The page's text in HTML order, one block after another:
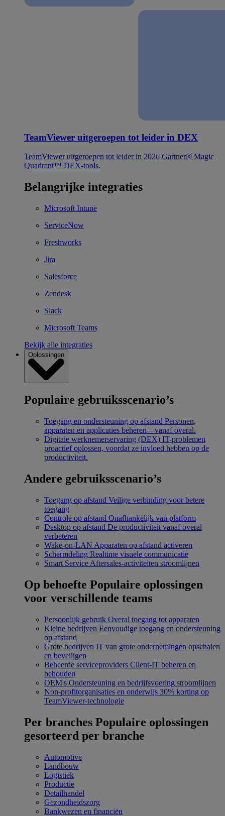
TeamViewer uitgeroepen tot leider in DEX
TeamViewer uitgeroepen tot leider in 2026 Gartner® Magic
Quadrant™ DEX-tools.
Belangrijke integraties
Microsoft Intune
ServiceNow
Freshworks
Jira
Salesforce
Zendesk
Slack
Microsoft Teams
Bekijk alle integraties
Oplossingen
Populaire gebruiksscenario’s
Toegang en ondersteuning op afstand Personen,
apparaten en applicaties beheren—vanaf overal.
Digitale werknemerservaring (DEX) IT-problemen
proactief oplossen, voordat ze invloed hebben op de
productiviteit.
Andere gebruiksscenario’s
Toegang op afstand Veilige verbinding voor betere
toegang
Controle op afstand Onafhankelijk van platform
Desktop op afstand De productiviteit vanaf overal
verbeteren
Wake-on-LAN Apparaten op afstand activeren
Schermdeling Realtime visuele communicatie
Smart Service Aftersales-activiteiten stroomlijnen
Op behoefte Populaire oplossingen
voor verschillende teams
Persoonlijk gebruik Overal toegang tot apparaten
Kleine bedrijven Eenvoudige toegang en ondersteuning
op afstand
Grote bedrijven IT van grote ondernemingen opschalen
en beveiligen
Beheerde serviceproviders Client-IT beheren en
behouden
OEM's Ondersteuning en bedrijfsvoering stroomlijnen
Non-profitorganisaties en onderwijs 30% korting op
TeamViewer-technologie
Per branches Populaire oplossingen
gesorteerd per branche
Automotive
Landbouw
Logistiek
Productie
Detailhandel
Gezondheidszorg
Bankwezen en financiën